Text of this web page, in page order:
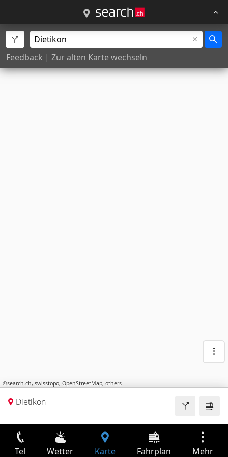
Feedback | Zur alten Karte wechseln
©search.ch, swisstopo, OpenStreetMap, others
Dietikon
Tel Wetter Karte Fahrplan Mehr